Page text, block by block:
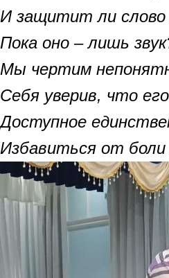
И защитит ли
Пока оно – лишь
Мы чертим
Себя уверив, что
Доступное
Избавиться от боли